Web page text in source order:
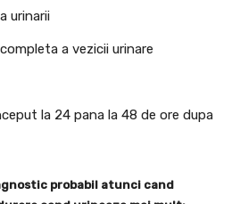
urinarii
a vezicii urinare
la 24 pana la 48 de ore dupa
probabil atunci cand